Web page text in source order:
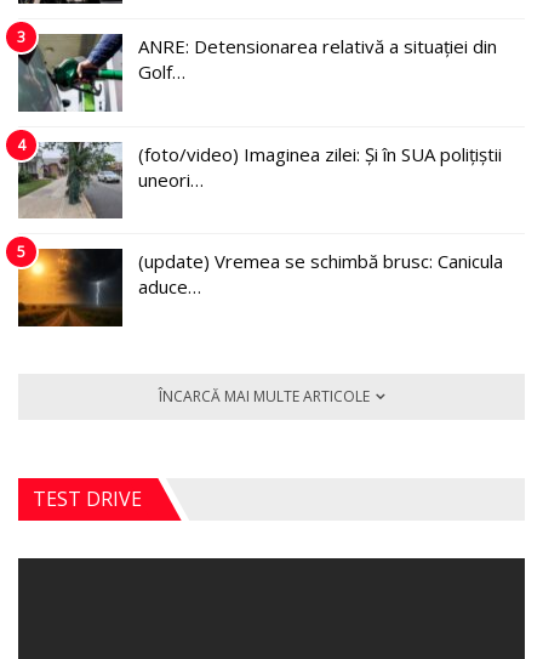
3
ANRE: Detensionarea relativă a situației din
Golf…
4
(foto/video) Imaginea zilei: Și în SUA polițiștii
uneori…
5
(update) Vremea se schimbă brusc: Canicula
aduce…
ÎNCARCĂ MAI MULTE ARTICOLE
TEST DRIVE